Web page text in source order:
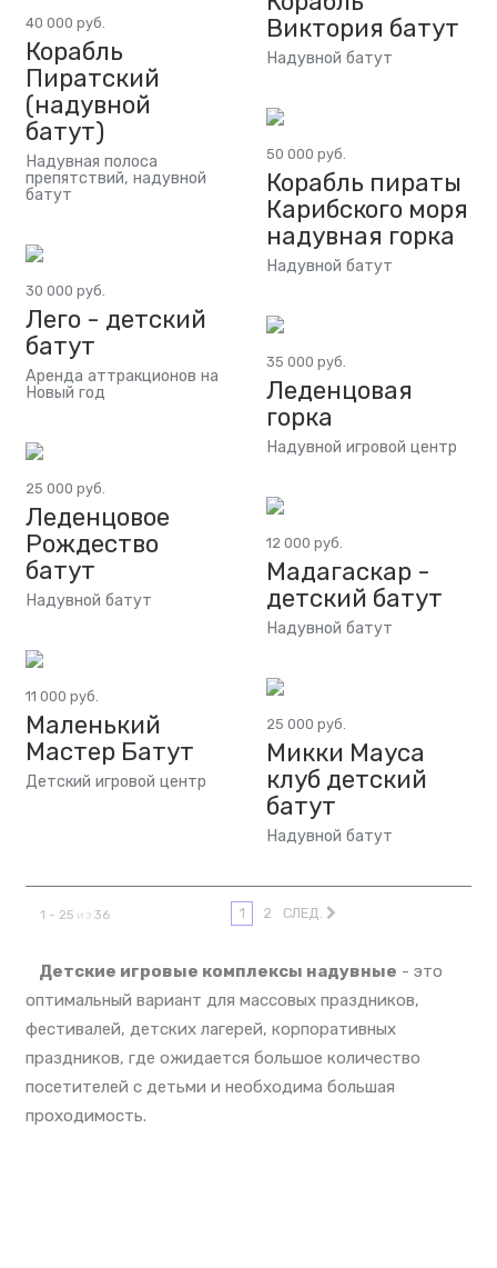
Виктория батут
Надувной батут
40 000 руб.
Корабль
Пиратский
(надувной
батут)
Надувная полоса
препятствий, надувной
батут
50 000 руб.
Корабль пираты
Карибского моря
надувная горка
Надувной батут
30 000 руб.
Лего - детский
батут
Аренда аттракционов на
Новый год
35 000 руб.
Леденцовая
горка
Надувной игровой центр
25 000 руб.
Леденцовое
Рождество
батут
Надувной батут
12 000 руб.
Мадагаскар -
детский батут
Надувной батут
11 000 руб.
Маленький
Мастер Батут
Детский игровой центр
25 000 руб.
Микки Мауса
клуб детский
батут
Надувной батут
1 - 25 из36 1 2 СЛЕД.
Детские игровые комплексы надувные - это
оптимальный вариант для массовых праздников,
фестивалей, детских лагерей, корпоративных
праздников, где ожидается большое количество
посетителей с детьми и необходима большая
проходимость.